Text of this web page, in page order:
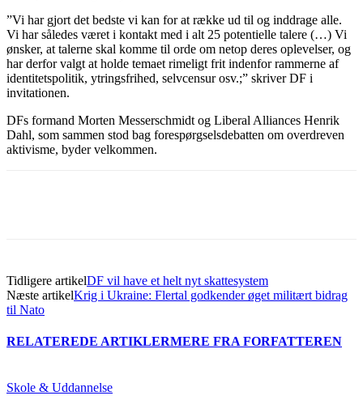
”Vi har gjort det bedste vi kan for at række ud til og inddrage alle.
Vi har således været i kontakt med i alt 25 potentielle talere (…) Vi
ønsker, at talerne skal komme til orde om netop deres oplevelser, og
har derfor valgt at holde temaet rimeligt frit indenfor rammerne af
identitetspolitik, ytringsfrihed, selvcensur osv.;” skriver DF i
invitationen.
DFs formand Morten Messerschmidt og Liberal Alliances Henrik
Dahl, som sammen stod bag forespørgselsdebatten om overdreven
aktivisme, byder velkommen.
Tidligere artikelDF vil have et helt nyt skattesystem
Næste artikelKrig i Ukraine: Flertal godkender øget militært bidrag
til Nato
RELATEREDE ARTIKLERMERE FRA FORFATTEREN
Skole & Uddannelse